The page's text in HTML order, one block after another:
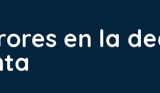
en la